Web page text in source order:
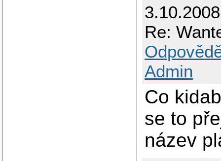
Re:
Admin
Co
se to
název